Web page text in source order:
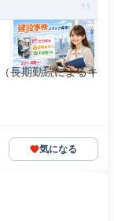
長期勤続によるキ
気になる